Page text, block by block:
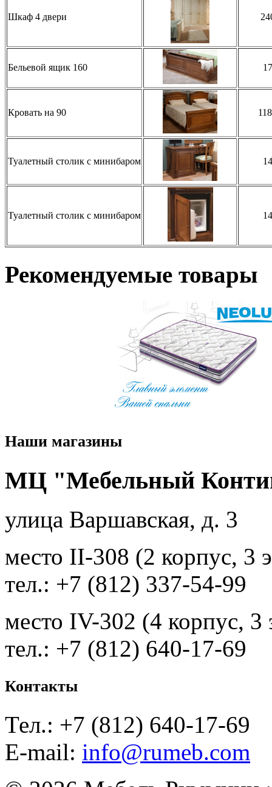
Шкаф 4 двери
Бельевой ящик 160
Кровать на 90
Туалетный столик с минибаром
Туалетный столик с минибаром
Рекомендуемые товары
Наши магазины
МЦ "Мебельный
улица Варшавская, д. 3
место II-308 (2 корпус, 3
тел.: +7 (812) 337-54-99
место IV-302 (4 корпус, 3
тел.: +7 (812) 640-17-69
Контакты
Тел.: +7 (812) 640-17-69
E-mail: info@rumeb.com